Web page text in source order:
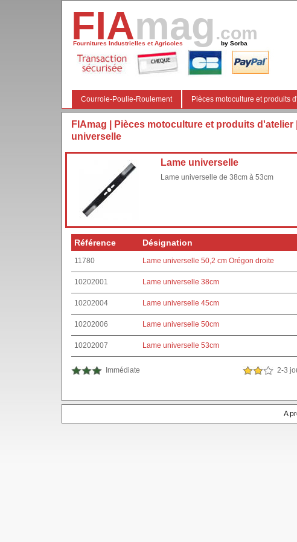
FIAmag .com
Fournitures Industrielles et Agricoles by Sorba
Courroie-Poulie-Roulement Pièces motoculture et produits
FIAmag Pièces motoculture et produits d'atelier
universelle
Lame universelle
Lame universelle de 38cm à 53cm
Référence Désignation
11780 Lame universelle 50,2 cm Orégon droite
10202001 Lame universelle 38cm
10202004 Lame universelle 45cm
10202006 Lame universelle 50cm
10202007 Lame universelle 53cm
Immédiate 2-3
A